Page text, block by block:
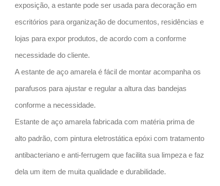
exposição, a estante pode ser usada para decoração em
escritórios para organização de documentos, residências e
lojas para expor produtos, de acordo com a conforme
necessidade do cliente.
A estante de aço amarela é fácil de montar acompanha os
parafusos para ajustar e regular a altura das bandejas
conforme a necessidade.
Estante de aço amarela fabricada com matéria prima de
alto padrão, com pintura eletrostática epóxi com tratamento
antibacteriano e anti-ferrugem que facilita sua limpeza e faz
dela um item de muita qualidade e durabilidade.